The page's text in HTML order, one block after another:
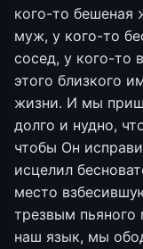
кого-то бешеная
муж, у кого-то
сосед, у кого-то
этого близкого
жизни. И мы
долго и нудно,
чтобы Он
исцелил
место
трезвым
наш язык, мы